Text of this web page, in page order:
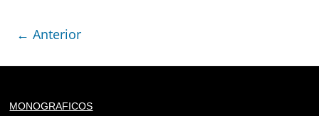
← Anterior
MONOGRAFICOS
of type string is deprecated in